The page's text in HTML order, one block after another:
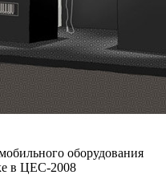
оборудования
в ЦЕС-2008